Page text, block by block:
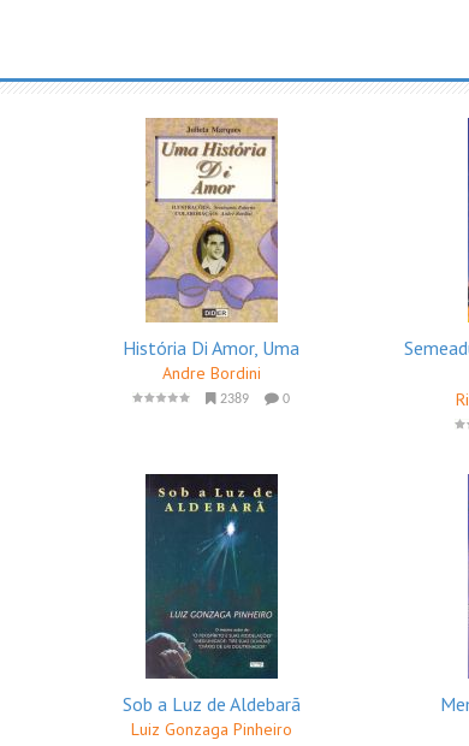
História Di Amor, Uma
Andre Bordini
2389 0
Sob a Luz de Aldebarã
Luiz Gonzaga Pinheiro